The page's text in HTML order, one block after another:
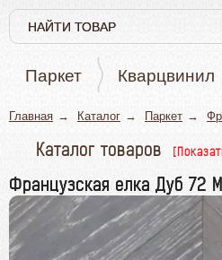
Паркет Кварцвинил
Главная Каталог Паркет
Каталог товаров
Паркет
Штучный паркет
Паркетная доска
Французская елка Дуб 72